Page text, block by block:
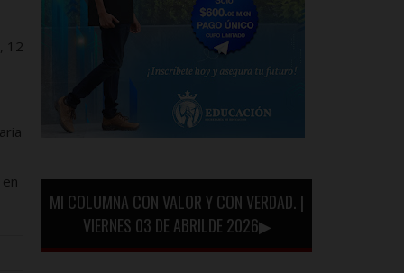
12
MI COLUMNA CON VALOR Y CON VERDAD. |
VIERNES 03 DE ABRILDE 2026▶